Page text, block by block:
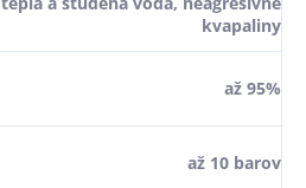
kvapaliny
až 95%
až 10 barov